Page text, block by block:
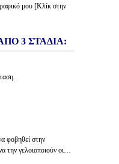
μου [Κλίκ στην
3 ΣΤΑΔΙΑ:
φοβηθεί στην
την γελοιοποιούν οι…